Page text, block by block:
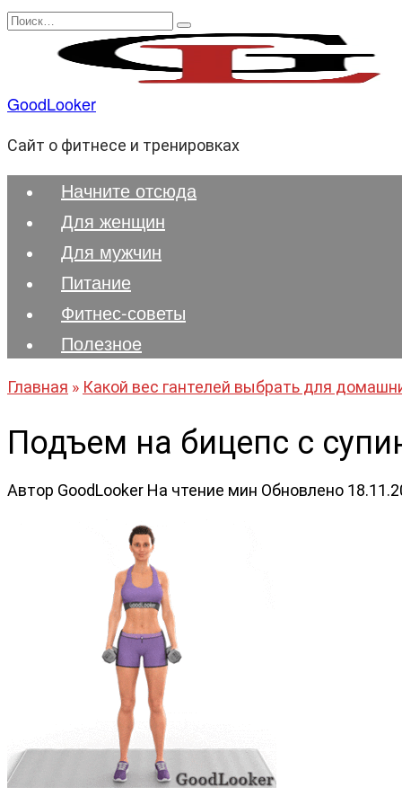
Перейти
содержанию
Search
GoodLooker
Сайт о фитнесе и тренировках
Начните отсюда
Для женщин
Для мужчин
Питание
Фитнес-советы
Полезноe
Главная » Какой вес гантелей выбрать для
Подъем на бицепс с
Автор GoodLooker На чтение мин Обновлено